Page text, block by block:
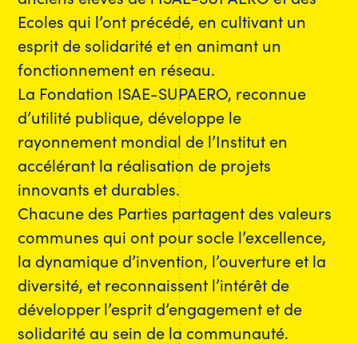
Ecoles qui l’ont précédé, en cultivant un
esprit de solidarité et en animant un
fonctionnement en réseau.
La Fondation ISAE-SUPAERO, reconnue
d’utilité publique, développe le
rayonnement mondial de l’Institut en
accélérant la réalisation de projets
innovants et durables.
Chacune des Parties partagent des valeurs
communes qui ont pour socle l’excellence,
la dynamique d’invention, l’ouverture et la
diversité, et reconnaissent l’intérêt de
développer l’esprit d’engagement et de
solidarité au sein de la communauté.